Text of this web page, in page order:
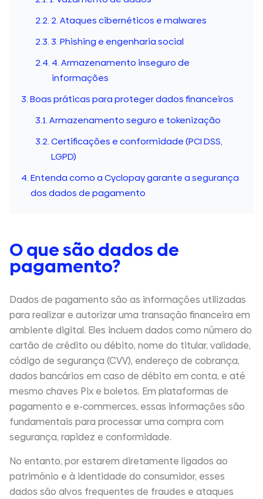
2. Ataques cibernéticos e malwares
3. Phishing e engenharia social
4. Armazenamento inseguro de
informações
Boas práticas para proteger dados financeiros
Armazenamento seguro e tokenização
Certificações e conformidade (PCI DSS,
LGPD)
Entenda como a Cyclopay garante a segurança
dos dados de pagamento
O que são dados de
pagamento?
Dados de pagamento são as informações utilizadas
para realizar e autorizar uma transação financeira em
ambiente digital. Eles incluem dados como número do
cartão de crédito ou débito, nome do titular, validade,
código de segurança (CVV), endereço de cobrança,
dados bancários em caso de débito em conta, e até
mesmo chaves Pix e boletos. Em plataformas de
pagamento e e-commerces, essas informações são
fundamentais para processar uma compra com
segurança, rapidez e conformidade.
No entanto, por estarem diretamente ligados ao
patrimônio e à identidade do consumidor, esses
dados são alvos frequentes de fraudes e ataques